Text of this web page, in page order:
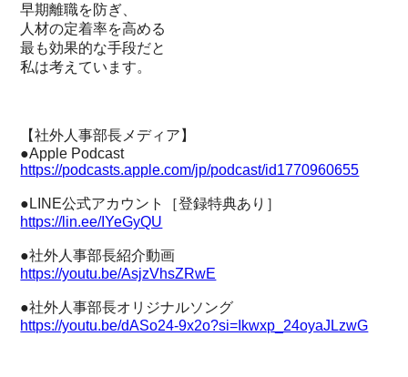
早期離職を防ぎ、
人材の定着率を高める
最も効果的な手段だと
私は考えています。
【社外人事部長メディア】
●Apple Podcast
https://podcasts.apple.com/jp/podcast/id1770960655
●LINE公式アカウント［登録特典あり］
https://lin.ee/IYeGyQU
●社外人事部長紹介動画
https://youtu.be/AsjzVhsZRwE
●社外人事部長オリジナルソング
https://youtu.be/dASo24-9x2o?si=Ikwxp_24oyaJLzwG